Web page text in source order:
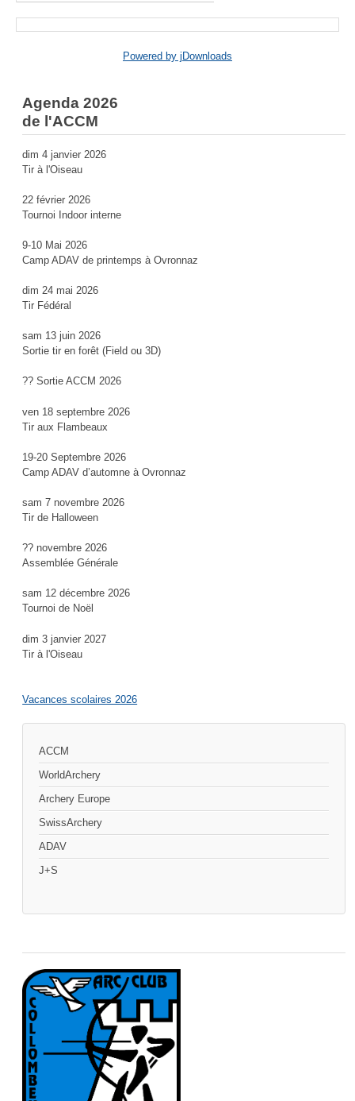
Powered by jDownloads
Agenda 2026
de l'ACCM
dim 4 janvier 2026
Tir à l'Oiseau
22 février 2026
Tournoi Indoor interne
9-10 Mai 2026
Camp ADAV de printemps à Ovronnaz
dim 24 mai 2026
Tir Fédéral
sam 13 juin 2026
Sortie tir en forêt (Field ou 3D)
?? Sortie ACCM 2026
ven 18 septembre 2026
Tir aux Flambeaux
19-20 Septembre 2026
Camp ADAV d’automne à Ovronnaz
sam 7 novembre 2026
Tir de Halloween
?? novembre 2026
Assemblée Générale
sam 12 décembre 2026
Tournoi de Noël
dim 3 janvier 2027
Tir à l'Oiseau
Vacances scolaires 2026
ACCM
WorldArchery
Archery Europe
SwissArchery
ADAV
J+S